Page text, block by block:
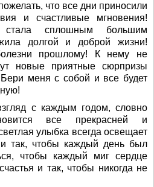
что все дни приносили
и счастливые мгновения!
сплошным большим
долгой и доброй жизни!
прошлому! К нему не
новые приятные сюрпризы
меня с собой и все будет
с каждым годом, словно
все прекрасней и
улыбка всегда освещает
так, чтобы каждый день был
чтобы каждый миг сердце
и так, чтобы никогда не